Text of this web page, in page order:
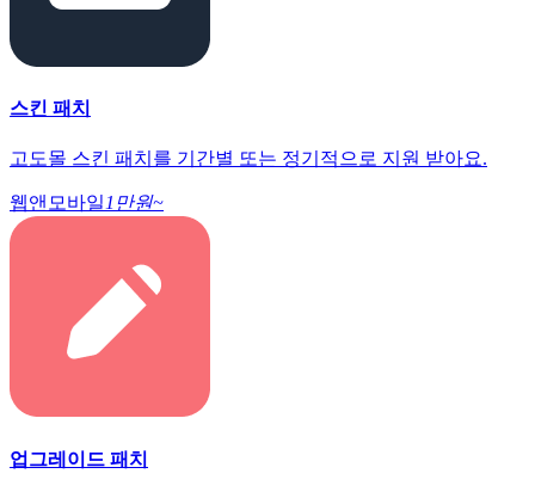
스킨 패치
고도몰 스킨 패치를 기간별 또는 정기적으로 지원 받아요.
웹앤모바일1만원~
업그레이드 패치